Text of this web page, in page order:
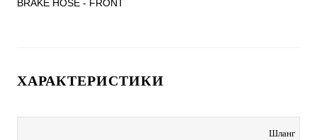
BRAKE HOSE - FRONT
ХАРАКТЕРИСТИКИ
Шланг